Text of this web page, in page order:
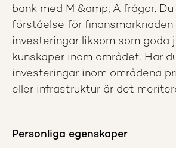
bank med M &amp; A frågor.
förståelse för finansmarknaden
investeringar liksom som goda
kunskaper inom området. Har
investeringar inom områdena
eller infrastruktur är det
Personliga egenskaper